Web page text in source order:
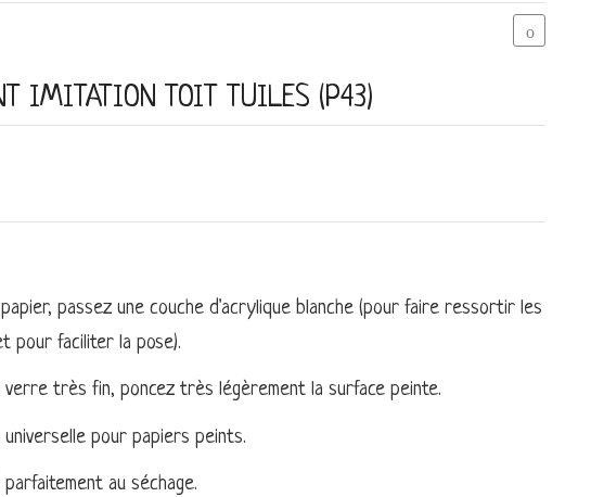
IMITATION TOIT TUILES (P43)
passez une couche d'acrylique blanche (pour faire ressortir les
pour faciliter la pose).
verre très fin, poncez très légèrement la surface peinte.
pour papiers peints.
au séchage.